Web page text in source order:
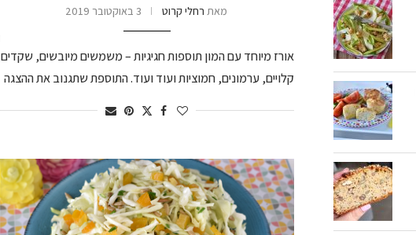
מאת רחלי קרוט 3 באוקטובר 2019
אורז מיוחד עם המון תוספות חגיגיות – משמשים מיובשים, שקדים
קלויים, ערמונים, חמוציות ועוד ועוד. התוספת שתגנוב את ההצגה